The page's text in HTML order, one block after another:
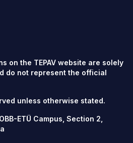
on the TEPAV website are solely
do not represent the official
unless otherwise stated.
ETÜ Campus, Section 2,